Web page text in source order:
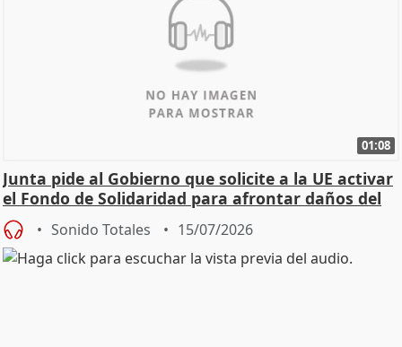
01:08
Junta pide al Gobierno que solicite a la UE activar
el Fondo de Solidaridad para afrontar daños del
Sonido Totales 15/07/2026